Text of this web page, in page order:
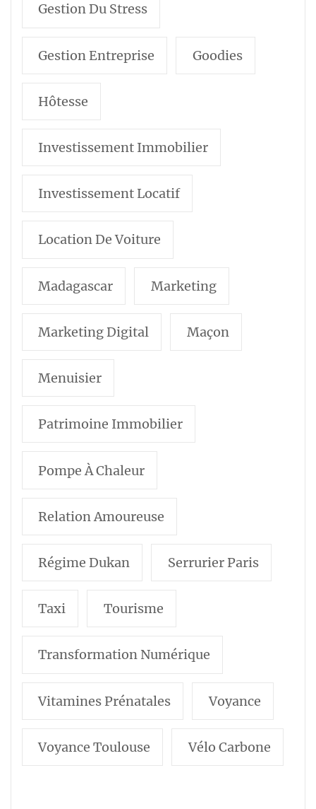
Gestion Du Stress
Gestion Entreprise Goodies
Hôtesse
Investissement Immobilier
Investissement Locatif
Location De Voiture
Madagascar Marketing
Marketing Digital Maçon
Menuisier
Patrimoine Immobilier
Pompe À Chaleur
Relation Amoureuse
Régime Dukan Serrurier Paris
Taxi Tourisme
Transformation Numérique
Vitamines Prénatales Voyance
Voyance Toulouse Vélo Carbone